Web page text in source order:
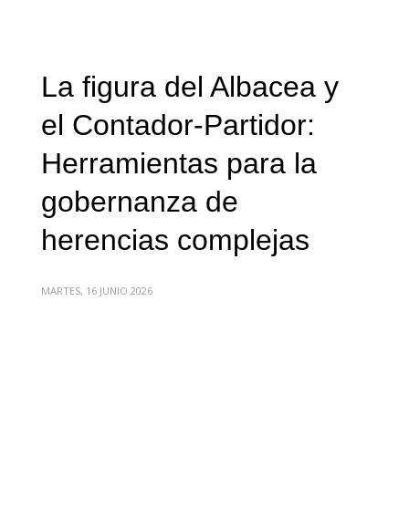
La figura del Albacea y
el Contador-Partidor:
Herramientas para la
gobernanza de
herencias complejas
MARTES, 16 JUNIO 2026